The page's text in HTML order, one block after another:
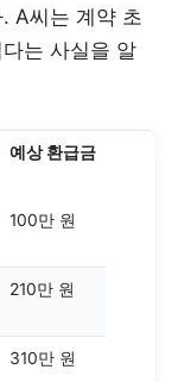
A씨는 계약 초
는 사실을 알
예상 환급금
100만 원
210만 원
310만 원